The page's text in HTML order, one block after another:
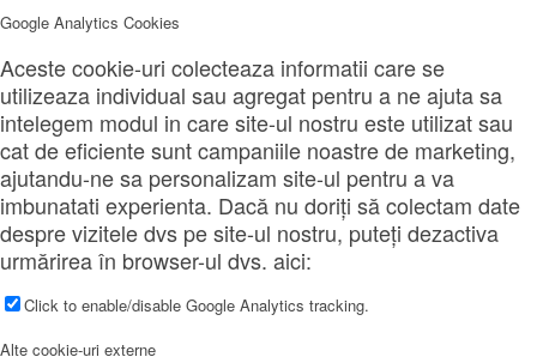
Google Analytics Cookies
Aceste cookie-uri colecteaza informatii care se
utilizeaza individual sau agregat pentru a ne ajuta sa
intelegem modul in care site-ul nostru este utilizat sau
cat de eficiente sunt campaniile noastre de marketing,
ajutandu-ne sa personalizam site-ul pentru a va
imbunatati experienta. Dacă nu doriți să colectam date
despre vizitele dvs pe site-ul nostru, puteți dezactiva
urmărirea în browser-ul dvs. aici:
Click to enable/disable Google Analytics tracking.
Alte cookie-uri externe